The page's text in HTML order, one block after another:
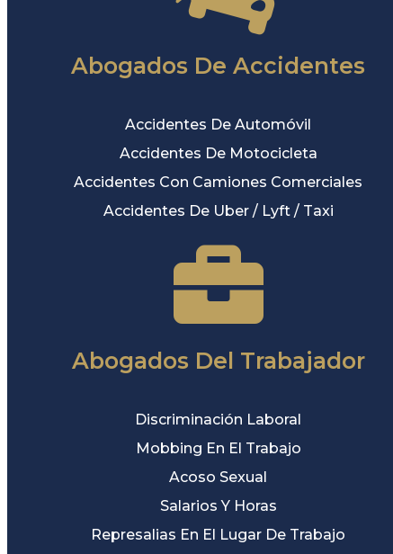
Abogados De Accidentes
Accidentes De Automóvil
Accidentes De Motocicleta
Accidentes Con Camiones Comerciales
Accidentes De Uber / Lyft / Taxi
Abogados Del Trabajador
Discriminación Laboral
Mobbing En El Trabajo
Acoso Sexual
Salarios Y Horas
Represalias En El Lugar De Trabajo